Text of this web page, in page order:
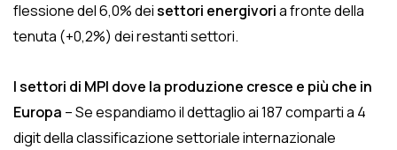
flessione del 6,0% deisettori energivoria fronte della
tenuta (+0,2%) dei restanti settori.
I settori di MPI dove la produzione cresce e più che in
Europa – Se espandiamo il dettaglio ai 187 comparti a 4
digit della classificazione settoriale internazionale